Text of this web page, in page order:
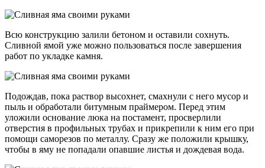
Всю конструкцию залили бетоном и оставили сохнуть.
Сливной ямой уже можно пользоваться после завершения
работ по укладке камня.
Подождав, пока раствор высохнет, смахнули с него мусор и
пыль и обработали битумным праймером. Перед этим
уложили основание люка на постамент, просверлили
отверстия в профильных трубах и прикрепили к ним его при
помощи саморезов по металлу. Сразу же положили крышку,
чтобы в яму не попадали опавшие листья и дождевая вода.